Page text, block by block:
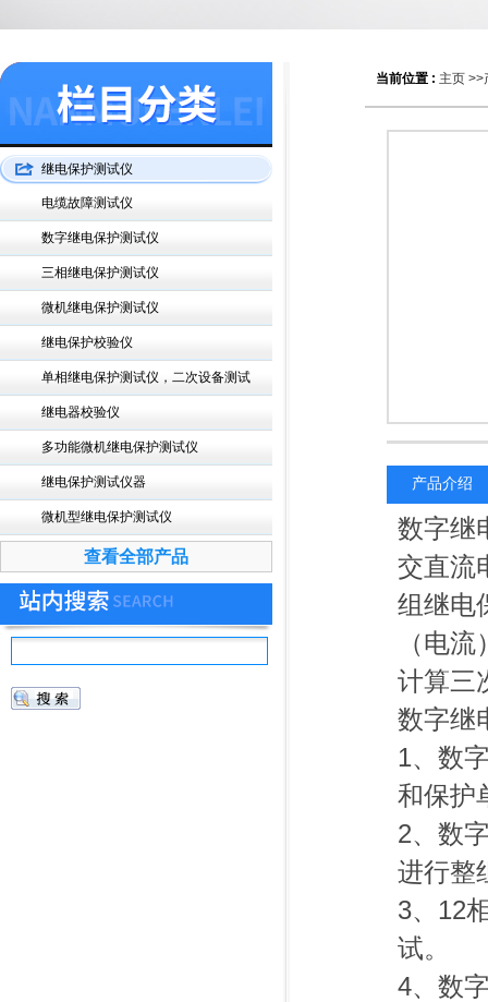
当前位置 : 主页 >>
产品介绍
数字继
交直流
组继电
（电
计算三
数字继
1、数
和保护
2、数
进行整
3、12
试。
4、数
继电保护测试仪
电缆故障测试仪
数字继电保护测试仪
三相继电保护测试仪
微机继电保护测试仪
继电保护校验仪
单相继电保护测试仪，二次设备测试
继电器校验仪
多功能微机继电保护测试仪
继电保护测试仪器
微机型继电保护测试仪
查看全部产品